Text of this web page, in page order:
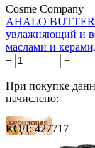
Cosme Company
AHALO BUTTER
увлажняющий и
маслами и
+
−
При покупке
начислено:
КОД: 427717